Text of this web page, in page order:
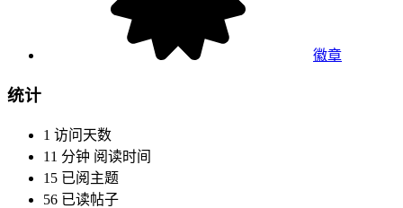
徽章
统计
1 访问天数
11 分钟 阅读时间
15 已阅主题
56 已读帖子